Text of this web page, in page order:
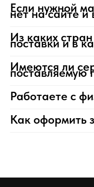
Если нужной
нет на сайте и
Из каких
поставки и в
Имеются ли
поставляемую
Работаете с
Как оформить